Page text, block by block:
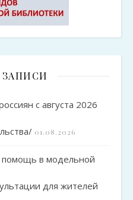
с августа 2026
01.08.2026
помощь в модельной
для жителей